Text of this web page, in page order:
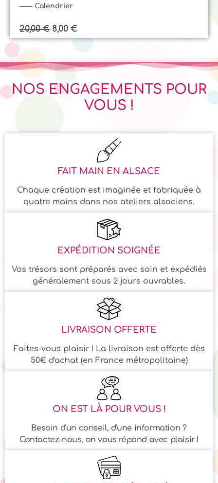
Calendrier
20,00€ 8,00 €
NOS ENGAGEMENTS POUR
VOUS !
FAIT MAIN EN ALSACE
Chaque création est imaginée et fabriquée à
quatre mains dans nos ateliers alsaciens.
EXPÉDITION SOIGNÉE
Vos trésors sont préparés avec soin et expédiés
généralement sous 2 jours ouvrables.
LIVRAISON OFFERTE
Faites-vous plaisir ! La livraison est offerte dès
50€ d'achat (en France métropolitaine)
ON EST LÀ POUR VOUS !
Besoin d'un conseil, d'une information ?
Contactez-nous, on vous répond avec plaisir !